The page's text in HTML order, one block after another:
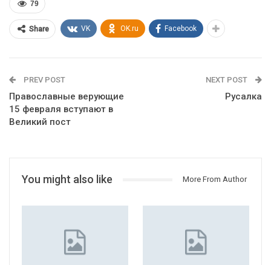
79
Share VK OK.ru Facebook
PREV POST
Православные верующие
15 февраля вступают в
Великий пост
NEXT POST
Русалка
You might also like More From Author